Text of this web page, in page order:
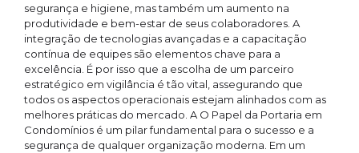
segurança e higiene, mas também um aumento na
produtividade e bem-estar de seus colaboradores. A
integração de tecnologias avançadas e a capacitação
contínua de equipes são elementos chave para a
excelência. É por isso que a escolha de um parceiro
estratégico em vigilância é tão vital, assegurando que
todos os aspectos operacionais estejam alinhados com as
melhores práticas do mercado. A O Papel da Portaria em
Condomínios é um pilar fundamental para o sucesso e a
segurança de qualquer organização moderna. Em um